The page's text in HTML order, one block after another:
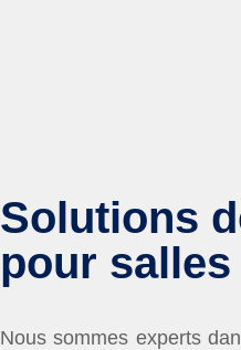
Solutions
pour
Nous sommes experts